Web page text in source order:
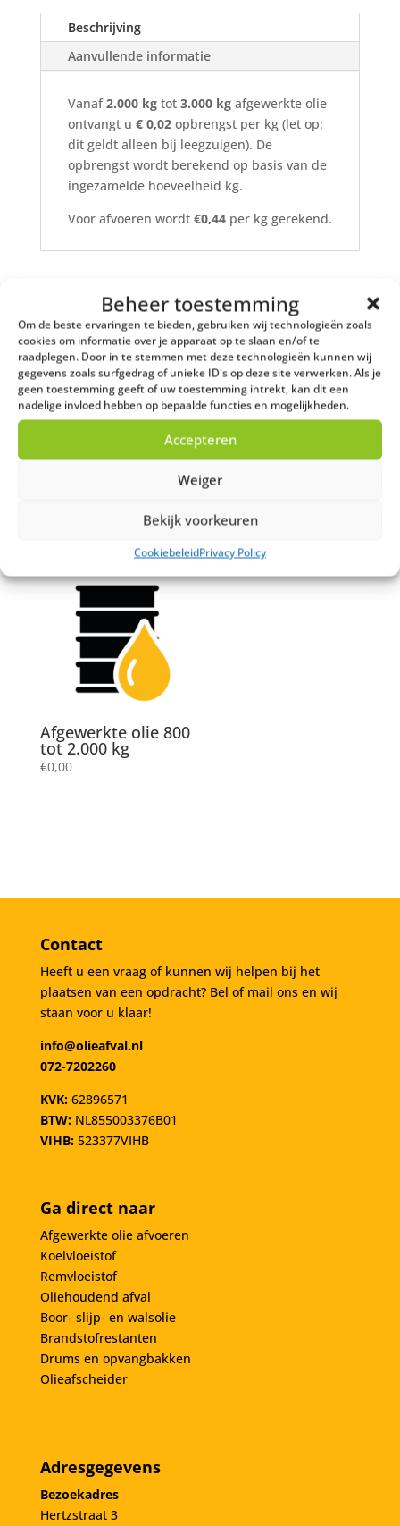
Beheer toestemming
Om de beste ervaringen te bieden, gebruiken wij technologieën zoals
cookies om informatie over je apparaat op te slaan en/of te
raadplegen. Door in te stemmen met deze technologieën kunnen wij
gegevens zoals surfgedrag of unieke ID's op deze site verwerken. Als je
geen toestemming geeft of uw toestemming intrekt, kan dit een
nadelige invloed hebben op bepaalde functies en mogelijkheden.
Accepteren
Weiger
Bekijk voorkeuren
CookiebeleidPrivacy Policy
tot
3.000
aantal
Beschrijving
Aanvullende informatie
Vanaf2.000 kg tot 3.000 kgafgewerkte olie
ontvangt u € 0,02 opbrengst per kg (let op:
dit geldt alleen bij leegzuigen). De
opbrengst wordt berekend op basis van de
ingezamelde hoeveelheid kg.
Voor afvoeren wordt €0,44per kg gerekend.
Afgewerkte olie tot Afgewerkte olie
-€0,04
Afgewerkte olie 800
tot 2.000 kg
€0,00
Contact
Heeft u een vraag of kunnen wij helpen bij het
plaatsen van een opdracht? Bel of mail ons en wij
staan voor u klaar!
info@olieafval.nl
072-7202260
KVK: 62896571
BTW: NL855003376B01
VIHB:523377VIHB
Ga direct naar
Afgewerkte olie afvoeren
Koelvloeistof
Remvloeistof
Oliehoudend afval
Boor- slijp- en walsolie
Brandstofrestanten
Drums en opvangbakken
Olieafscheider
Adresgegevens
Bezoekadres
Hertzstraat 3